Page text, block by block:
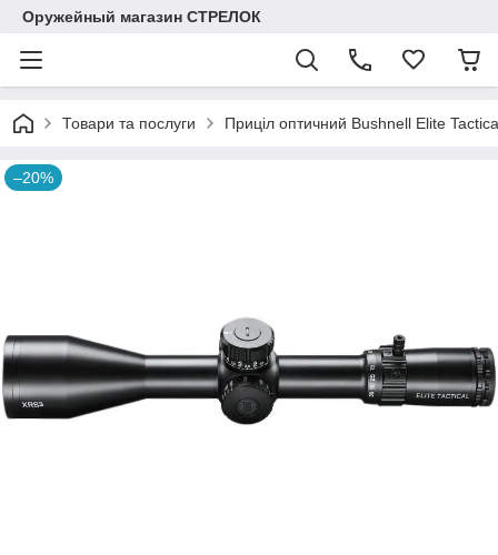
Оружейный магазин СТРЕЛОК
Товари та послуги Приціл оптичний Bushnell Elite
–20%